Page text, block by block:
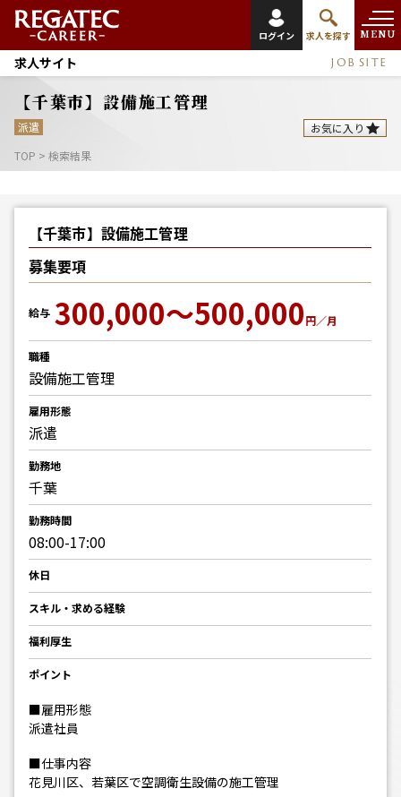
ログイン 求人を探す MENU
求人サイト JOB SITE
【千葉市】設備施工管理
派遣
お気に入り
TOP > 検索結果
【千葉市】設備施工管理
募集要項
給与 300,000～500,000円／月
職種
設備施工管理
雇用形態
派遣
勤務地
千葉
勤務時間
08:00-17:00
休日
スキル・求める経験
福利厚生
ポイント
■雇用形態
派遣社員
■仕事内容
花見川区、若葉区で空調衛生設備の施工管理